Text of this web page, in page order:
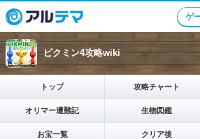
ゲ
ピクミン4攻略wiki
トップ 攻略チャート
オリマー遭難記 生物図鑑
お宝一覧 クリア後